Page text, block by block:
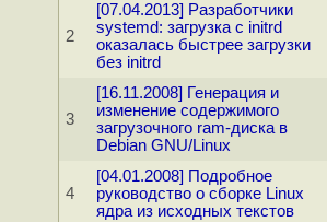
2
[07.04.2013] Разработчики
systemd: загрузка с initrd
оказалась быстрее загрузки
без initrd
3
[16.11.2008] Генерация и
изменение содержимого
загрузочного ram-диска в
Debian GNU/Linux
4
[04.01.2008] Подробное
руководство о сборке Linux
ядра из исходных текстов